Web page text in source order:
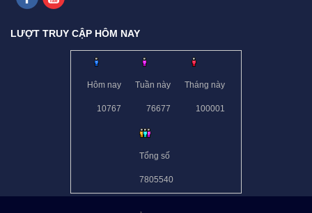
LƯỢT TRUY CẬP HÔM NAY
Hôm nay
10767
Tuần này
76677
Tháng này
100001
Tổng số
7805540